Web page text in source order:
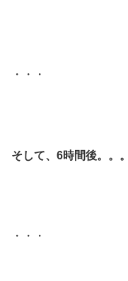
・・・
そして、6時間後。。。
・・・